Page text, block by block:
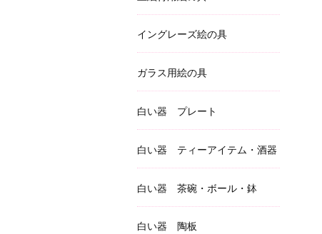
イングレーズ絵の具
ガラス用絵の具
白い器 プレート
白い器 ティーアイテム・酒器
白い器 茶碗・ボール・鉢
白い器 陶板